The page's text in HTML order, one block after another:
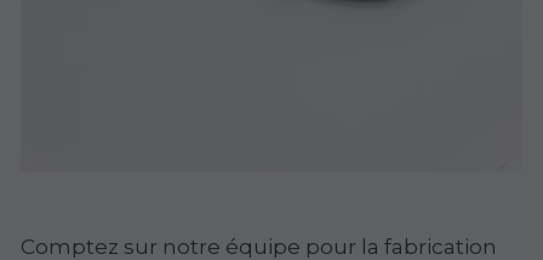
Comptez sur notre équipe pour la fabrication